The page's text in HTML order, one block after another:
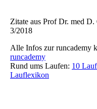
Zitate aus Prof Dr. med
3/2018
Alle Infos zur runcademy
runcademy
Rund ums Laufen: 10
Lauflexikon